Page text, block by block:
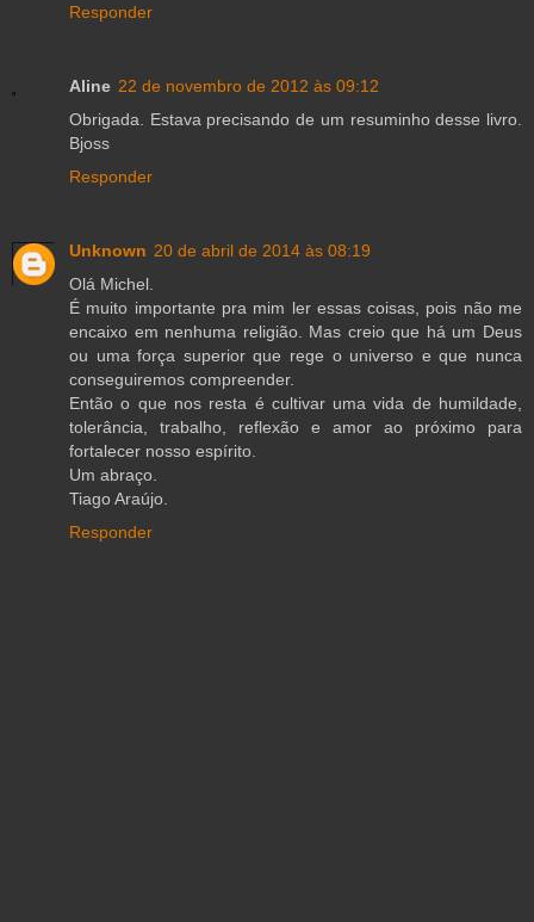
Responder
Aline 22 de novembro de 2012 às 09:12
Obrigada. Estava precisando de um resuminho desse livro.
Bjoss
Responder
Unknown 20 de abril de 2014 às 08:19
Olá Michel.
É muito importante pra mim ler essas coisas, pois não me
encaixo em nenhuma religião. Mas creio que há um Deus
ou uma força superior que rege o universo e que nunca
conseguiremos compreender.
Então o que nos resta é cultivar uma vida de humildade,
tolerância, trabalho, reflexão e amor ao próximo para
fortalecer nosso espírito.
Um abraço.
Tiago Araújo.
Responder